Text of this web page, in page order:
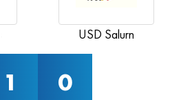
USD Salurn
1 0